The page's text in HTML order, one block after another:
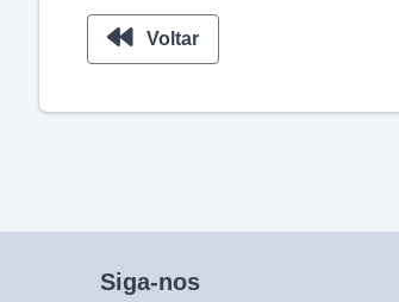
Voltar
Siga-nos